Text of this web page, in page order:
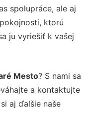
spolupráce, ale aj
ktorú
ju vyriešiť k vašej
Mesto? S nami sa
a kontaktujte
aj ďalšie naše